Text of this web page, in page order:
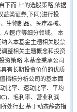
下而上”的选股策略,依据
益类证券,下同)进行投
生物制品、医疗器械、
AI医疗等细分领域。 本
入本基金主题相关股票
整相关主题概念和投资
资策略 本基金秉承公司
有长期投资价值的优质
指标分析公司的基本面
比率、速动比率、平均
、毛利率、营业利润
处行业,基于动态静态指